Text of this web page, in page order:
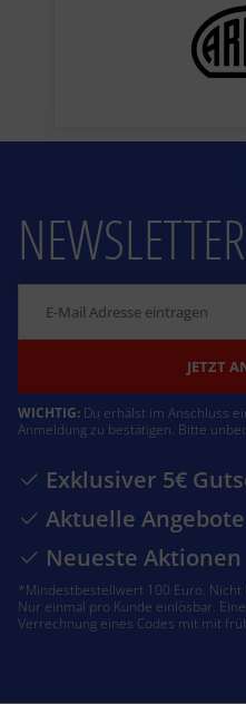
NEWSLETTER
JETZT
WICHTIG: Du erhälst im Anschluss
Anmeldung zu bestätigen. Bitte
Exklusiver 5€
Aktuelle Angebote
Neueste Aktionen
*Mindestbestellwert 100 Euro.
Nur einmal pro Kunde einlösbar.
Verrechnung eines Codes mit mit